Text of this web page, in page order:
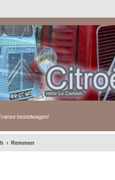
bestelwagen!
Remmen